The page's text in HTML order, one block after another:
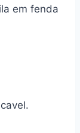
em fenda